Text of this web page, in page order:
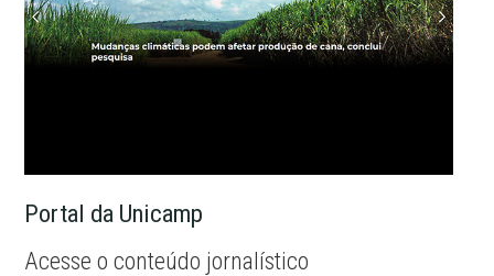
Portal da Unicamp
Acesse o conteúdo jornalístico